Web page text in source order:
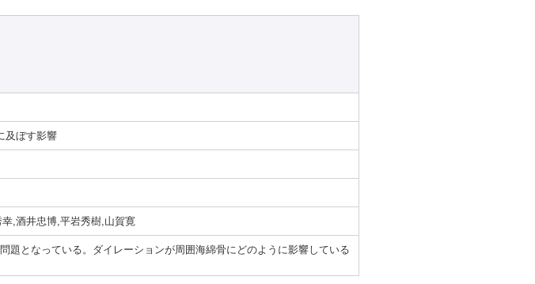
及ぼす影響
,酒井忠博,平岩秀樹,山賀寛
題となっている。ダイレーションが周囲海綿骨にどのように影響している